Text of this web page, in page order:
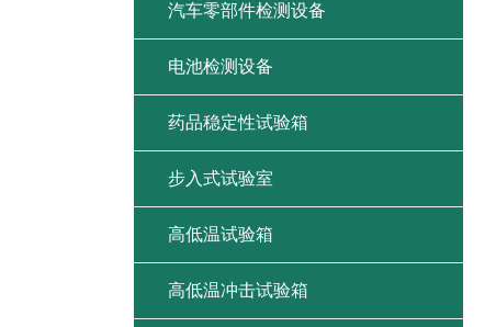
汽车零部件检测设备
电池检测设备
药品稳定性试验箱
步入式试验室
高低温试验箱
高低温冲击试验箱